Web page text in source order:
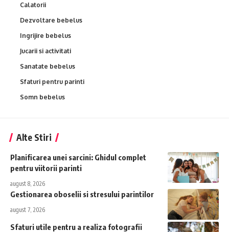
Calatorii
Dezvoltare bebelus
Ingrijire bebelus
Jucarii si activitati
Sanatate bebelus
Sfaturi pentru parinti
Somn bebelus
Alte Stiri
Planificarea unei sarcini: Ghidul complet
pentru viitorii parinti
august 8, 2026
Gestionarea oboselii si stresului parintilor
august 7, 2026
Sfaturi utile pentru a realiza fotografii